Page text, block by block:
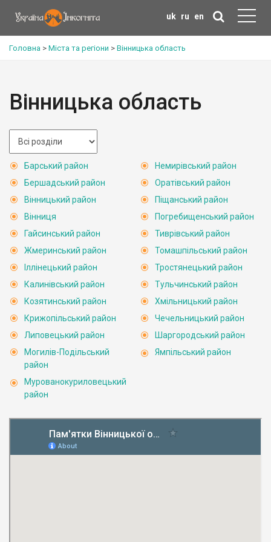
uk ru en
Головна > Міста та регіони > Вінницька область
Вінницька область
Барський район
Бершадський район
Вінницький район
Вінниця
Гайсинський район
Жмеринський район
Іллінецький район
Калинівський район
Козятинський район
Крижопільський район
Липовецький район
Могилів-Подільський
район
Мурованокуриловецький
район
Немирівський район
Оратівський район
Піщанський район
Погребищенський район
Тиврівський район
Томашпільський район
Тростянецький район
Тульчинський район
Хмільницький район
Чечельницький район
Шаргородський район
Ямпільський район